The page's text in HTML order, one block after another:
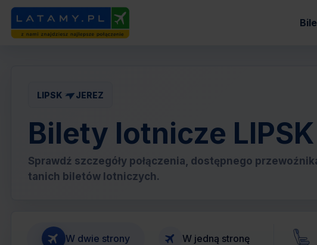
LIPSK JEREZ
Bilety lotnicze LIPSK
Sprawdź szczegóły połączenia, dostępnego
tanich biletów lotniczych.
W dwie strony W jedną stronę